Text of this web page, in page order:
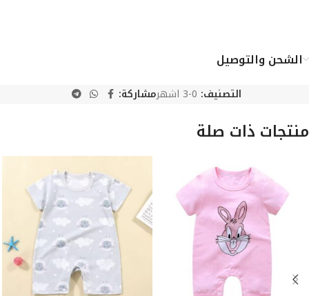
الشحن والتوصيل
التصنيف: 0-3 اشهر مشاركة:
منتجات ذات صلة